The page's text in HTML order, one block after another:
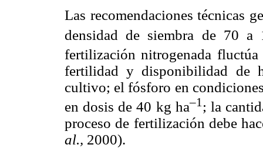
Las recomendaciones técnicas
densidad de siembra de 70 a
fertilización nitrogenada
fertilidad y disponibilidad de
cultivo; el fósforo en
en dosis de 40 kg ha–1 ; la
proceso de fertilización debe
al., 2000).